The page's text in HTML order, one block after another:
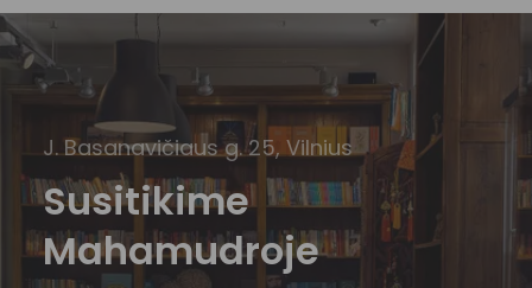
J. Basanavičiaus g. 25, Vilnius
Susitikime
Mahamudroje